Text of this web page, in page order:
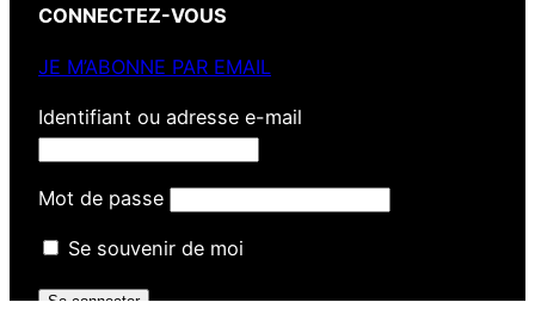
CONNECTEZ-VOUS
JE M’ABONNE PAR EMAIL
Identifiant ou adresse e-mail
Mot de passe
Se souvenir de moi